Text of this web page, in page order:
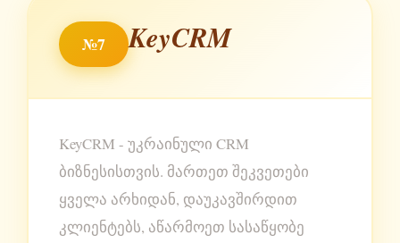
№7 KeyCRM
KeyCRM - უკრაინული CRM
ბიზნესისთვის. მართეთ შეკვეთები
ყველა არხიდან, დაუკავშირდით
კლიენტებს, აწარმოეთ სასაწყობე